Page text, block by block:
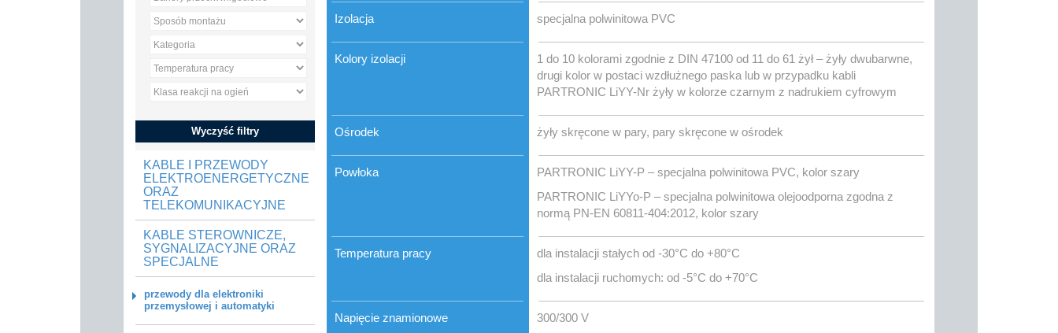
Wyczyść filtry
KABLE I PRZEWODY
ELEKTROENERGETYCZNE
ORAZ
TELEKOMUNIKACYJNE
KABLE STEROWNICZE,
SYGNALIZACYJNE ORAZ
SPECJALNE
przewody dla elektroniki
przemysłowej i automatyki
Izolacja specjalna polwinitowa PVC
Kolory izolacji
1 do 10 kolorami zgodnie z DIN 47100 od 11 do 61 żył – żyły dwubarwne,
drugi kolor w postaci wzdłużnego paska lub w przypadku kabli
PARTRONIC LiYY-Nr żyły w kolorze czarnym z nadrukiem cyfrowym
Ośrodek żyły skręcone w pary, pary skręcone w ośrodek
Powłoka
PARTRONIC LiYY-P – specjalna polwinitowa PVC, kolor szary
PARTRONIC LiYYo-P – specjalna polwinitowa olejoodporna zgodna z
normą PN-EN 60811-404:2012, kolor szary
Temperatura pracy
dla instalacji stałych od -30°C do +80°C
dla instalacji ruchomych: od -5°C do +70°C
Napięcie znamionowe 300/300 V